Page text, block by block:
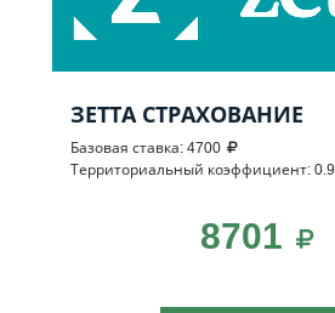
ЗЕТТА СТРАХОВАНИЕ
Базовая ставка: 4700
Территориальный коэффициент: 0.9
8701